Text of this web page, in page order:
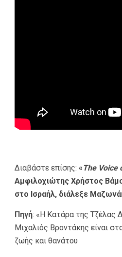
Διαβάστε επίσης: « The Voice
Αμφιλοχιώτης Χρήστος
στο Ισραήλ, διάλεξε
Πηγή: «Η Κατάρα της Τζέλας
Μιχαλιός Βροντάκης είναι
ζωής και θανάτου